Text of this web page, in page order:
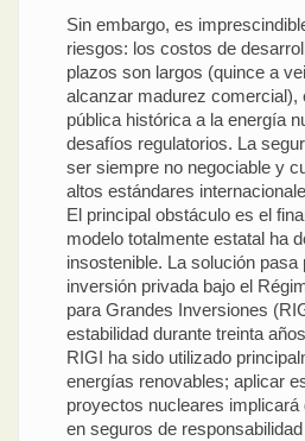
Sin embargo, es
riesgos: los costos de
plazos son largos (quince a
alcanzar madurez comercial),
pública histórica a la energía
desafíos regulatorios. La
ser siempre no negociable y
altos estándares
El principal obstáculo es el
modelo totalmente estatal ha
insostenible. La solución pasa
inversión privada bajo el
para Grandes Inversiones
estabilidad durante treinta
RIGI ha sido utilizado
energías renovables; aplicar
proyectos nucleares
en seguros de